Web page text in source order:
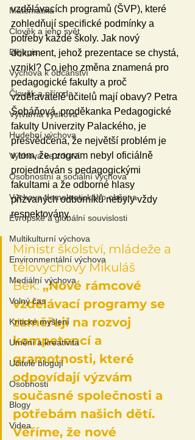
Matematika
Člověk a jeho svět
Dějepis
Výchova k občanství
Člověk a příroda
Výtvarná výchova
Hudební výchova
Výchova ke zdraví
Osobnostní a sociální výchova
Výchova demokratického občana
Evropské a globální souvislosti
Multikulturní výchova
Environmentální výchova
Mediální výchova
Volný čas
Kritické myšlení
Umění a kreativita
Učitelé blogují
Osobnosti
Blogy
Videa
vzdělávacích programů (ŠVP), které
zohledňují specifické podmínky a
potřeby každé školy. Jak nový
dokument, jehož prezentace se chystá,
vznikl? Co jeho změna znamená pro
pedagogické fakulty a proč
vzdělavatelé učitelů mají obavy? Petra
Šobáňová, proděkanka Pedagogické
fakulty Univerzity Palackého, je
přesvědčena, že největší problém je
v tom, že program nebyl oficiálně
projednáván s pedagogickými
fakultami a že odborné hlasy
přizvaných odborníků nebyly vždy
respektovány.
Ministr školství, mládeže a
tělovýchovy Mikuláš
Bek: „Nové rámcové
vzdělávací programy se
zaměřují na rozvoj
kompetencí a
gramotnosti, které
odpovídají výzvám
současné společnosti a
potřebám našich dětí.
Věříme, že nové